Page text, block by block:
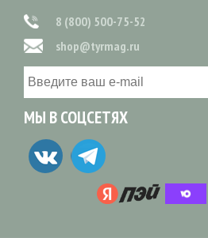
8 (800) 500-75-52
shop@tyrmag.ru
МЫ В СОЦСЕТЯХ